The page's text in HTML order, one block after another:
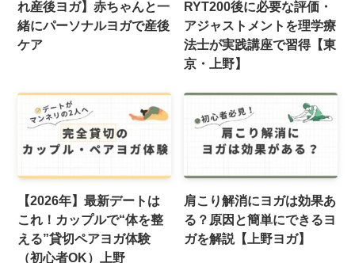
れ産後ヨガ】赤ちゃんと一
緒にパーソナルヨガで産後
ケア
RYT200後に必要な評価・
アジャストメントを理学療
法士が実践講座で習得【東
京・上野】
【2026年】最新デートは
これ！カップルで“体を整
える”貸切ペアヨガ体験
（初心者OK）上野
肩こり解消にヨガは効果あ
る？原因と簡単にできるヨ
ガを解説【上野ヨガ】